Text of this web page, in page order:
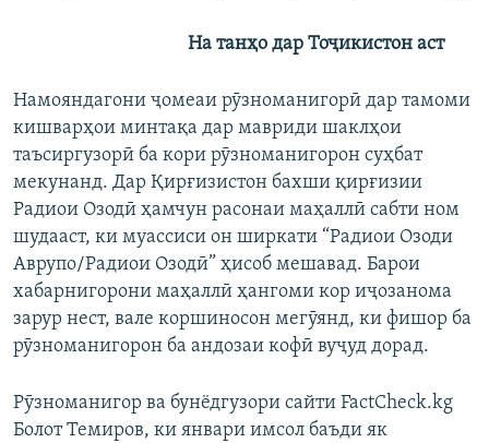
На танҳо дар Тоҷикистон аст
Намояндагони ҷомеаи рӯзноманигорӣ дар тамоми
кишварҳои минтақа дар мавриди шаклҳои
таъсиргузорӣ ба кори рӯзноманигорон суҳбат
мекунанд. Дар Қирғизистон бахши қирғизии
Радиои Озодӣ ҳамчун расонаи маҳаллӣ сабти ном
шудааст, ки муассиси он ширкати “Радиои Озоди
Аврупо/Радиои Озодӣ” ҳисоб мешавад. Барои
хабарнигорони маҳаллӣ ҳангоми кор иҷозанома
зарур нест, вале коршиносон мегӯянд, ки фишор ба
рӯзноманигорон ба андозаи кофӣ вуҷуд дорад.
Рӯзноманигор ва бунёдгузори сайти FactCheck.kg
Болот Темиров, ки январи имсол баъди як